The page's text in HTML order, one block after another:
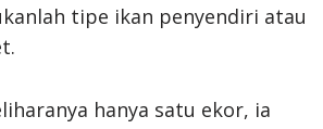
tipe ikan penyendiri atau
hanya satu ekor, ia